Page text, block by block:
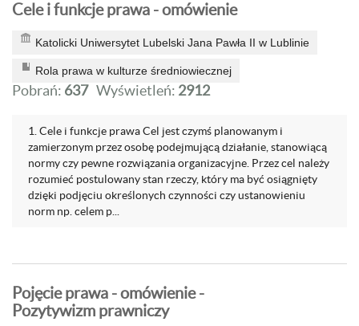
Cele i funkcje prawa - omówienie
Katolicki Uniwersytet Lubelski Jana Pawła II w Lublinie
Rola prawa w kulturze średniowiecznej
Pobrań: 637 Wyświetleń: 2912
1. Cele i funkcje prawa Cel jest czymś planowanym i
zamierzonym przez osobę podejmującą działanie, stanowiącą
normy czy pewne rozwiązania organizacyjne. Przez cel należy
rozumieć postulowany stan rzeczy, który ma być osiągnięty
dzięki podjęciu określonych czynności czy ustanowieniu
norm np. celem p...
Pojęcie prawa - omówienie -
Pozytywizm prawniczy